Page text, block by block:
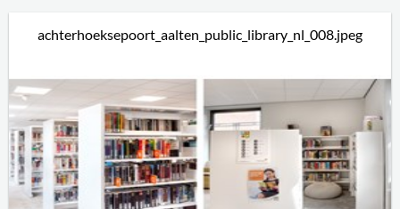
achterhoeksepoort_aalten_public_library_nl_008.jpeg